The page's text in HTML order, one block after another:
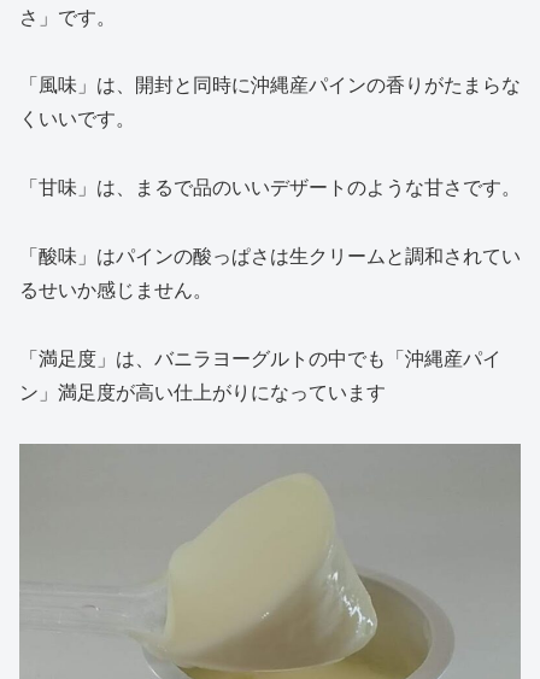
さ」です。
「風味」は、開封と同時に沖縄産パインの香りがたまらな
くいいです。
「甘味」は、まるで品のいいデザートのような甘さです。
「酸味」はパインの酸っぱさは生クリームと調和されてい
るせいか感じません。
「満足度」は、バニラヨーグルトの中でも「沖縄産パイ
ン」満足度が高い仕上がりになっています